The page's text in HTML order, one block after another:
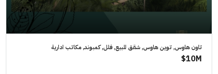
تاون هاوس, توين هاوس, شقق للبيع, فلل, كمبوند, مكاتب ادارية
10M$